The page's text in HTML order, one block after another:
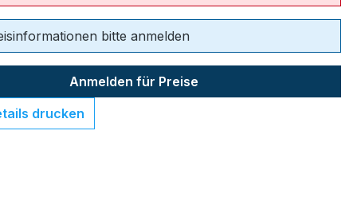
bitte anmelden
Anmelden für Preise
drucken